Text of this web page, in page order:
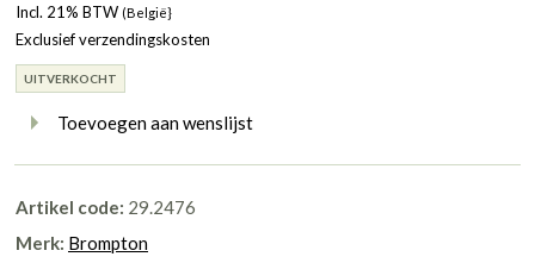
Incl. 21% BTW (België}
Exclusief verzendingskosten
UITVERKOCHT
Toevoegen aan wenslijst
Artikel code: 29.2476
Merk: Brompton